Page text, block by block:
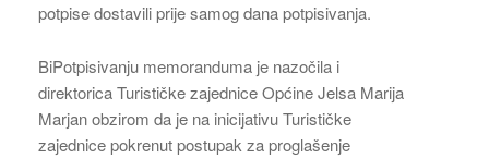
potpise dostavili prije samog dana potpisivanja.
BiPotpisivanju memoranduma je nazočila i
direktorica Turističke zajednice Općine Jelsa Marija
Marjan obzirom da je na inicijativu Turističke
zajednice pokrenut postupak za proglašenje